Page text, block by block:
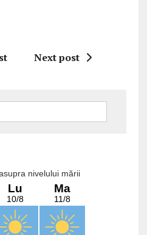
Next post